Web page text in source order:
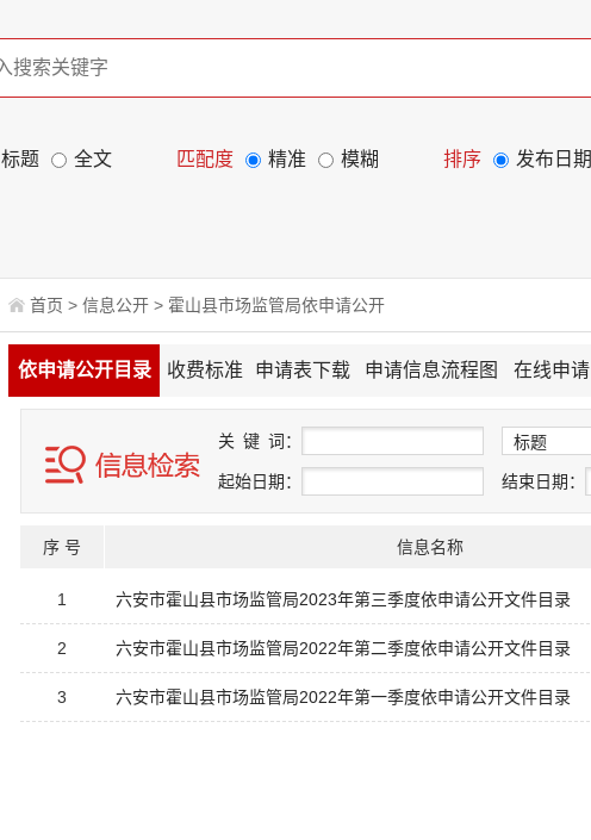
标题 全文 匹配度 精准 模糊 排序 发布日期
首页 > 信息公开 > 霍山县市场监管局依申请公开
依申请公开目录 收费标准 申请表下载 申请信息流程图 在线申请
关 键 词：
起始日期： 结束日期：
序 号 信息名称
1 六安市霍山县市场监管局2023年第三季度依申请公开文件目录
2 六安市霍山县市场监管局2022年第二季度依申请公开文件目录
3 六安市霍山县市场监管局2022年第一季度依申请公开文件目录